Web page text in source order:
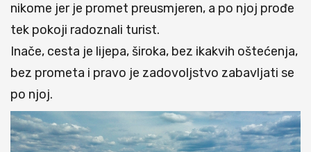
nikome jer je promet preusmjeren, a po njoj prođe
tek pokoji radoznali turist.
Inače, cesta je lijepa, široka, bez ikakvih oštećenja,
bez prometa i pravo je zadovoljstvo zabavljati se
po njoj.